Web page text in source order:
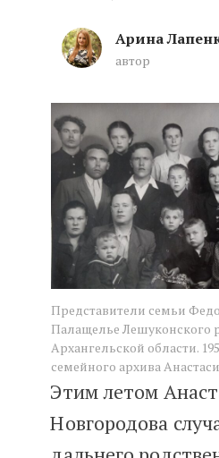
Арина
автор
Familio помог
Представители семьи
Палащелье Лешуконского
Архангельской области.
семейного архива
Этим летом
Новгородова